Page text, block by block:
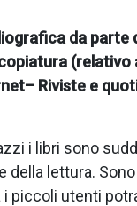
da
(relativo
– Riviste e
i libri sono
della lettura.
i piccoli utenti